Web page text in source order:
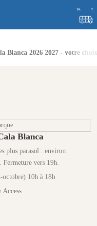
Blanca 2026 2027 - votre
Blanca
plus parasol : environ
Fermeture vers 19h.
octobre) 10h à 18h